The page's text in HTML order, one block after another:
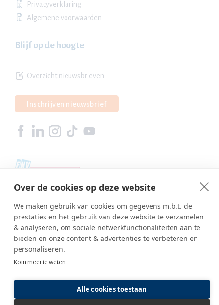
Over de cookies op deze website
We maken gebruik van cookies om gegevens m.b.t. de
prestaties en het gebruik van deze website te verzamelen
& analyseren, om sociale netwerkfunctionaliteiten aan te
bieden en onze content & advertenties te verbeteren en
personaliseren.
Kom meer te weten
Alle cookies toestaan
Privacyverklaring
Algemene voorwaarden
Blijf op de hoogte
Overzicht nieuwsbrieven
Inschrijven nieuwsbrief
Copyright © SBA Web 2026